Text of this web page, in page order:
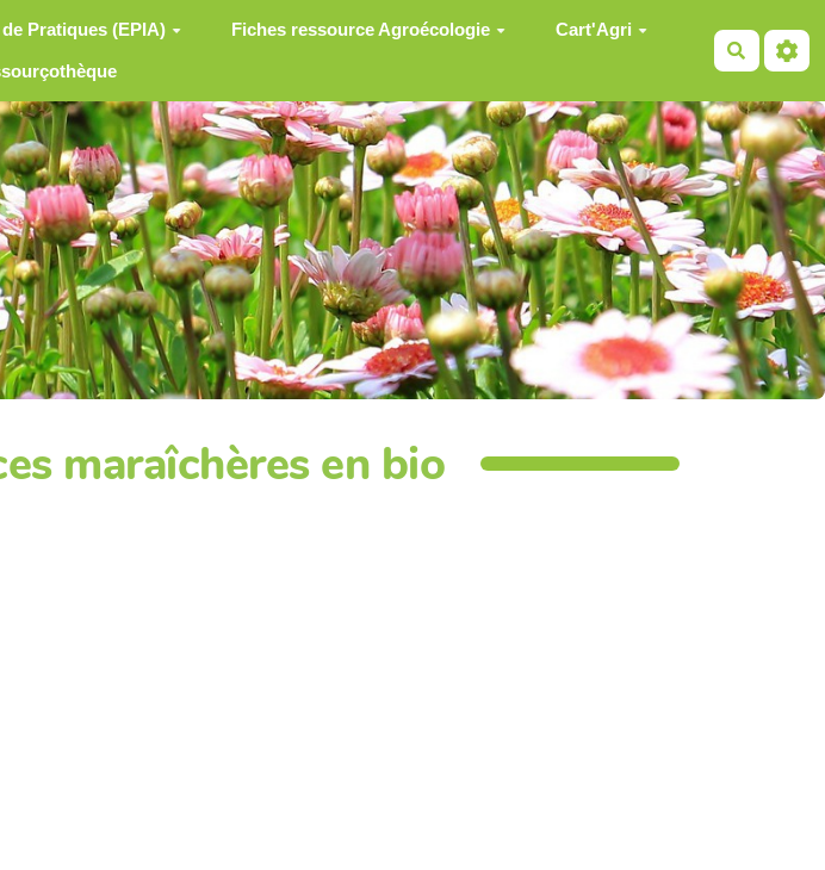
Pratiques (EPIA) Fiches ressource Agroécologie Cart'Agri
maraîchères en bio